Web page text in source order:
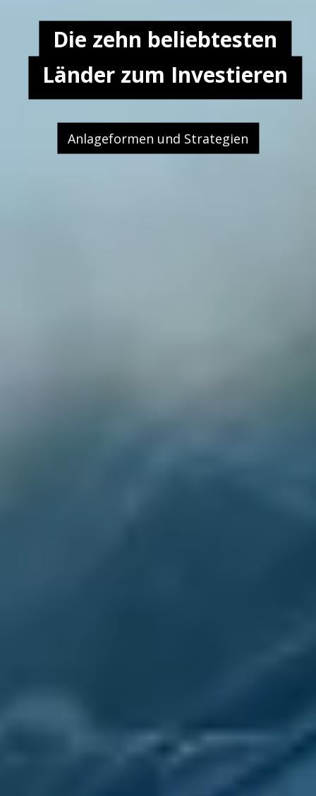
Die zehn beliebtesten
Länder zum Investieren
Anlageformen und Strategien